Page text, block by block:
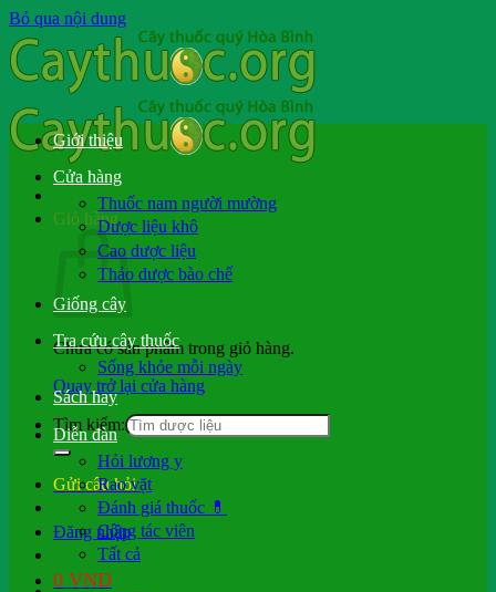
Bỏ qua nội dung
Giỏ hàng
Chưa có sản phẩm trong giỏ hàng.
Quay trở lại cửa hàng
Tìm kiếm:
Gửi câu hỏi
Đăng nhập
0 VND
Giới thiệu
Cửa hàng
Thuốc nam người mường
Dược liệu khô
Cao dược liệu
Thảo dược bào chế
Giống cây
Tra cứu cây thuốc
Sống khỏe mỗi ngày
Sách hay
Diễn đàn
Hỏi lương y
Rao vặt
Đánh giá thuốc 💊
Cộng tác viên
Tất cả